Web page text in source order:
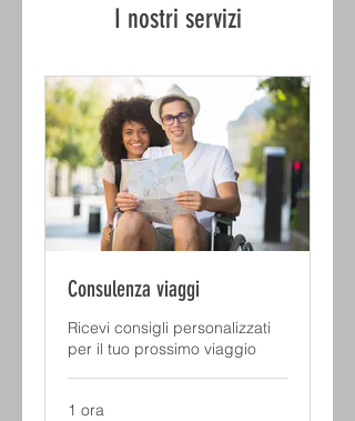
I nostri servizi
Consulenza viaggi
Ricevi consigli personalizzati
per il tuo prossimo viaggio
1 ora